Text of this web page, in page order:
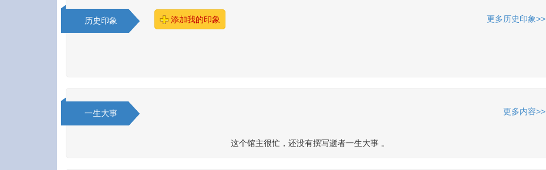
历史印象 添加我的印象 更多历史印象>>
一生大事 更多内容>>
这个馆主很忙，还没有撰写逝者一生大事 。